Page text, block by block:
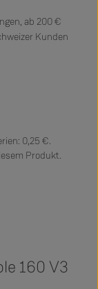
ab 200 €
Kunden
0,25 €.
Produkt.
160 V3